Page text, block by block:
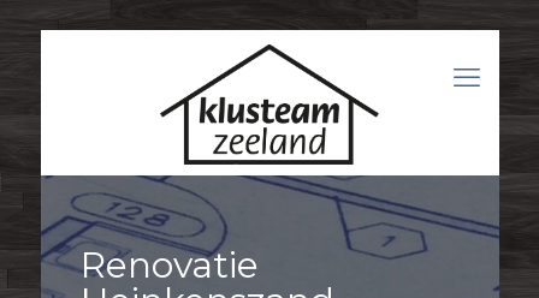
Renovatie